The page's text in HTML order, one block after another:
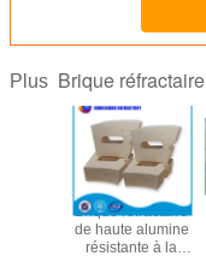
Plus Brique
Brique réfractaire
de haute alumine
résistante à la